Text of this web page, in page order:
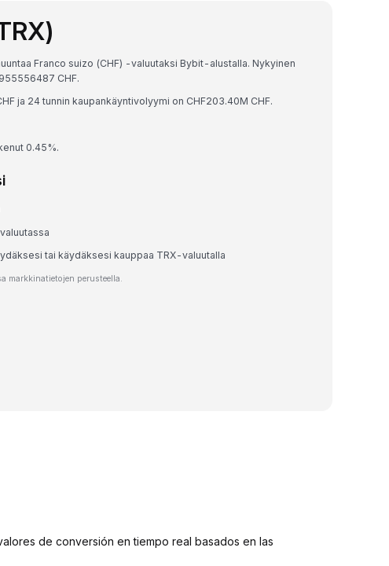
Franco suizo (CHF) -valuutaksi Bybit-alustalla. Nykyinen
CHF.
ja 24 tunnin kaupankäyntivolyymi on CHF203.40M CHF.
0.45%.
tai käydäksesi kauppaa TRX-valuutalla
markkinatietojen perusteella.
de conversión en tiempo real basados en las